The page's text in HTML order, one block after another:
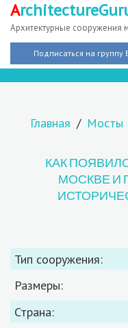
A
Архитектурные сооружения
Подписаться на группу
Главная Мосты
КАК
МОСКВЕ И
Тип сооружения:
Размеры:
Страна: